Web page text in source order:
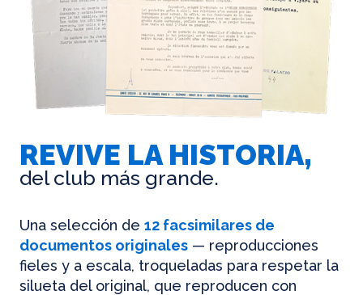
REVIVE LA HISTORIA,
del club más grande.
Una selección de 12 facsimilares de
documentos originales — reproducciones
fieles y a escala, troqueladas para respetar la
silueta del original, que reproducen con